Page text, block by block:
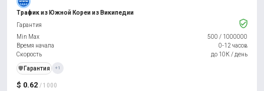
Трафик из Южной Кореи из Википедии
$ 0.62 / 1000
Гарантия
Min Max
500 / 1000000
Время начала
0-12 часов
Скорость
до 10К / день
️🛡️ Гарантия +1